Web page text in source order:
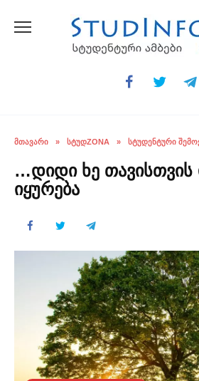
ᲛᲗᲐᲕᲐᲠᲘ » ᲡᲢᲣᲓZONA » ᲡᲢᲣᲓᲔᲜᲢᲣᲠᲘ
…დიდი ხე თავისთვის
იყურება